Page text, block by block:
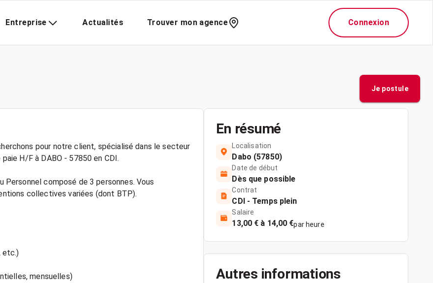
Entreprise Actualités Trouver mon agence Connexion
Je postule
pour notre client, spécialisé dans le secteur
H/F à DABO - 57850 en CDI.
Personnel composé de 3 personnes. Vous
collectives variées (dont BTP).
etc.)
mensuelles)
En résumé
Localisation
Dabo (57850)
Date de début
Dès que possible
Contrat
CDI - Temps plein
Salaire
13,00 € à 14,00 €par heure
Autres informations